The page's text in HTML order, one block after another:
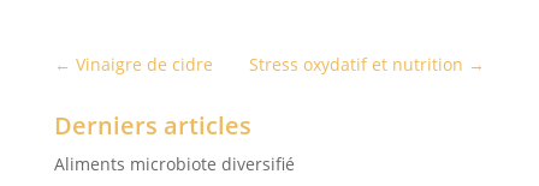
← Vinaigre de cidre Stress oxydatif et nutrition →
Derniers articles
Aliments microbiote diversifié